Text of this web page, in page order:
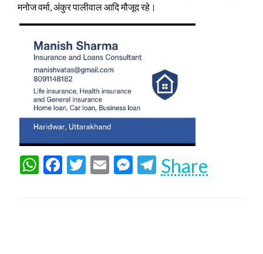
मनोज वर्मा, अंकुर पालीवाल आदि मौजूद रहे।
WhatsApp
Facebook
Twitter
EmailMessenger
Telegram
Share